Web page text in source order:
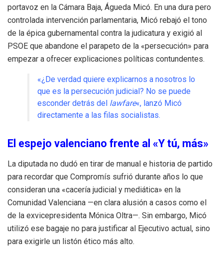
portavoz en la Cámara Baja, Águeda Micó. En una dura pero
controlada intervención parlamentaria, Micó rebajó el tono
de la épica gubernamental contra la judicatura y exigió al
PSOE que abandone el parapeto de la «persecución» para
empezar a ofrecer explicaciones políticas contundentes.
«¿De verdad quiere explicarnos a nosotros lo
que es la persecución judicial? No se puede
esconder detrás del lawfare«, lanzó Micó
directamente a las filas socialistas.
El espejo valenciano frente al «Y tú, más»
La diputada no dudó en tirar de manual e historia de partido
para recordar que Compromís sufrió durante años lo que
consideran una «cacería judicial y mediática» en la
Comunidad Valenciana —en clara alusión a casos como el
de la exvicepresidenta Mónica Oltra—. Sin embargo, Micó
utilizó ese bagaje no para justificar al Ejecutivo actual, sino
para exigirle un listón ético más alto.